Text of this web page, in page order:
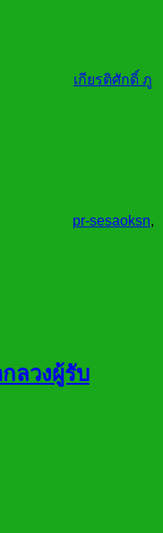
เกียรติศักดิ์ ภู
pr-sesaoksn,
ลวงผู้รับ